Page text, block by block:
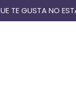
TE GUSTA NO